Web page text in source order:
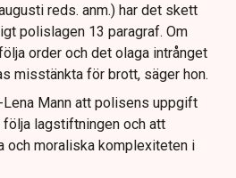
reds. anm.) har det skett
polislagen 13 paragraf. Om
order och det olaga intrånget
misstänkta för brott, säger hon.
Mann att polisens uppgift
följa lagstiftningen och att
och moraliska komplexiteten i